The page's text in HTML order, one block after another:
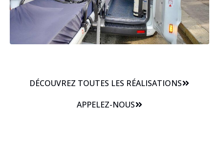
DÉCOUVREZ TOUTES LES RÉALISATIONS
APPELEZ-NOUS